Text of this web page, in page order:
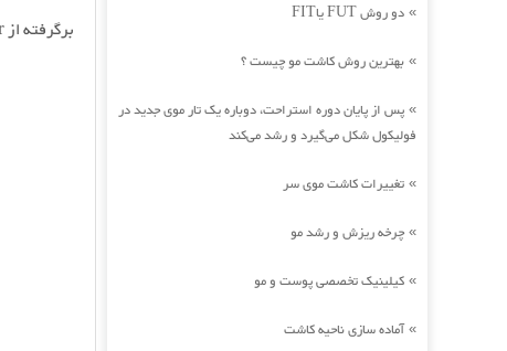
برگرفته از hamshahrionline.ir
» دو روش FUT یاFIT
» بهترین روش کاشت مو چیست ؟
» پس از پایان دوره استراحت، دوباره یک تار موی جدید در
فولیکول شکل می‌گیرد و رشد می‌کند
» تغییرات کاشت موی سر
» چرخه ریزش و رشد مو
» کیلینیک تخصصی پوست و مو
»آماده سازی ناحیه کاشت